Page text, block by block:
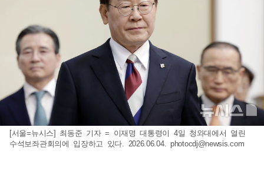
[서울=뉴시스] 최동준 기자 = 이재명 대통령이 4일 청와대에서 열린
수석보좌관회의에 입장하고 있다. 2026.06.04. photocdj@newsis.com